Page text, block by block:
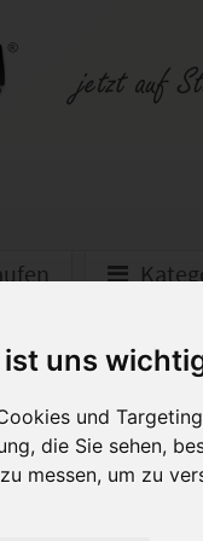
uns
und
die Sie sehen,
messen, um zu
Note 1
meine
Hierbei handelt
XX2-K02. Die